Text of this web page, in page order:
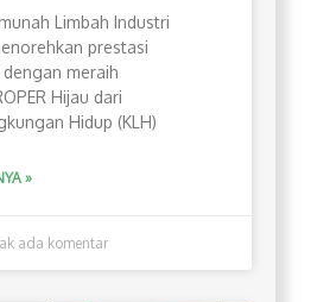
Limbah Industri
prestasi
meraih
Hijau dari
Hidup (KLH)
»
ada komentar